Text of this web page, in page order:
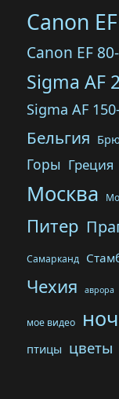
Canon
Canon EF
Sigma AF
Sigma AF
Бельгия
Горы Греция
Москва
Питер
Самарканд
Чехия аврора
мое видео
птицы цветы